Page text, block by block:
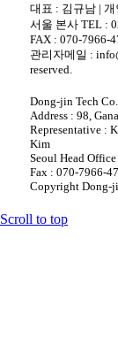
대표 : 김규남 |
서울 본사 TEL :
FAX : 070-7966-
관리자메일 :
reserved.
Dong-jin Tech
Address : 98,
Representative :
Kim
Seoul Head
Fax : 070-7966-
Copyright Dong-
Scroll to top